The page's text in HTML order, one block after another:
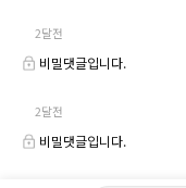
2달전
비밀댓글입니다.
2달전
비밀댓글입니다.